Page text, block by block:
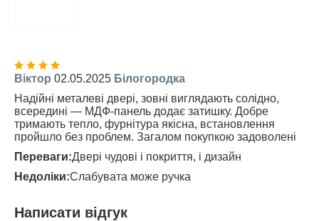
Віктор 02.05.2025 Білогородка
Надійні металеві двері, зовні виглядають солідно,
всередині — МДФ-панель додає затишку. Добре
тримають тепло, фурнітура якісна, встановлення
пройшло без проблем. Загалом покупкою задоволені
Переваги:Двері чудові і покриття, і дизайн
Недоліки:Слабувата може ручка
Написати відгук